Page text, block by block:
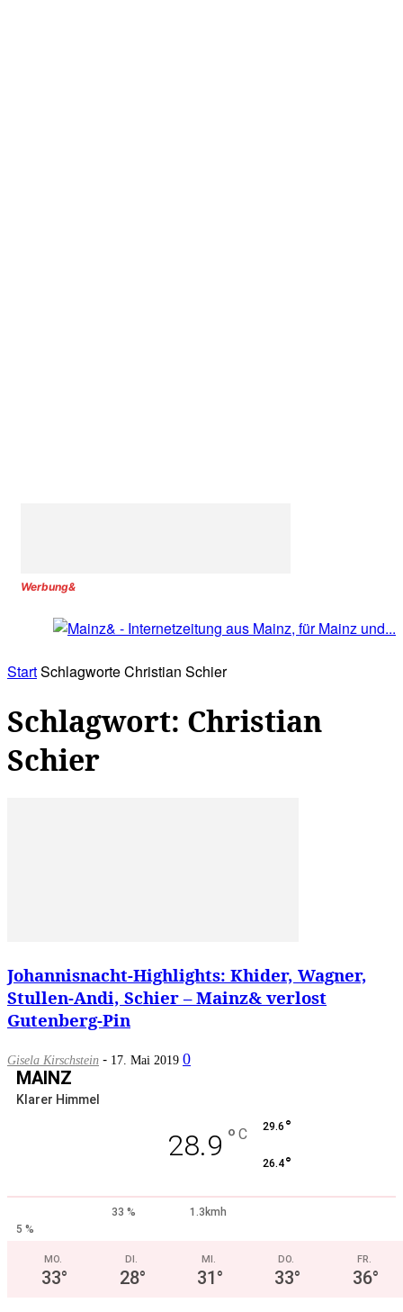
Werbung&
StartSchlagworteChristian Schier
Schlagwort: Christian
Schier
Johannisnacht-Highlights: Khider, Wagner,
Stullen-Andi, Schier – Mainz& verlost
Gutenberg-Pin
Gisela Kirschstein - 17. Mai 2019 0
MAINZ
Klarer Himmel
28.9 ° C 29.6 °
26.4°
33 %
1.3kmh
5 %
MO.
33°
DI.
28°
MI.
31°
DO.
33°
FR.
36°